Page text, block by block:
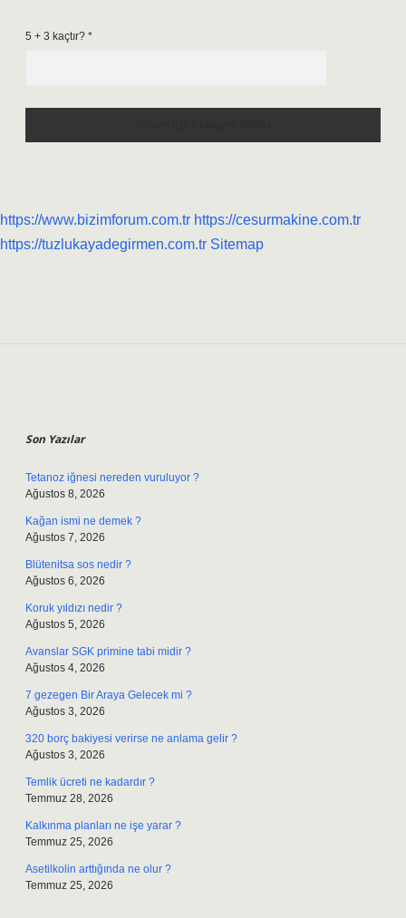
5 + 3 kaçtır? *
https://www.bizimforum.com.tr https://cesurmakine.com.tr
https://tuzlukayadegirmen.com.tr Sitemap
Son Yazılar
Tetanoz iğnesi nereden vuruluyor ?
Ağustos 8, 2026
Kağan ismi ne demek ?
Ağustos 7, 2026
Blütenitsa sos nedir ?
Ağustos 6, 2026
Koruk yıldızı nedir ?
Ağustos 5, 2026
Avanslar SGK primine tabi midir ?
Ağustos 4, 2026
7 gezegen Bir Araya Gelecek mi ?
Ağustos 3, 2026
320 borç bakiyesi verirse ne anlama gelir ?
Ağustos 3, 2026
Temlik ücreti ne kadardır ?
Temmuz 28, 2026
Kalkınma planları ne işe yarar ?
Temmuz 25, 2026
Asetilkolin arttığında ne olur ?
Temmuz 25, 2026